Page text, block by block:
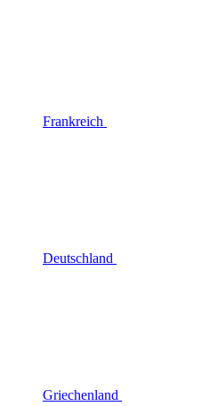
Frankreich
Deutschland
Griechenland